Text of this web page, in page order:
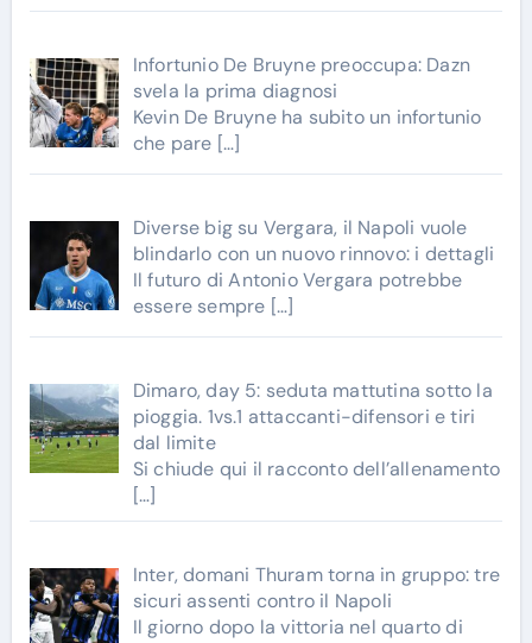
Infortunio De Bruyne preoccupa: Dazn
svela la prima diagnosi
Kevin De Bruyne ha subito un infortunio
che pare […]
Diverse big su Vergara, il Napoli vuole
blindarlo con un nuovo rinnovo: i dettagli
Il futuro di Antonio Vergara potrebbe
essere sempre […]
Dimaro, day 5: seduta mattutina sotto la
pioggia. 1vs.1 attaccanti-difensori e tiri
dal limite
Si chiude qui il racconto dell’allenamento
[…]
Inter, domani Thuram torna in gruppo: tre
sicuri assenti contro il Napoli
Il giorno dopo la vittoria nel quarto di